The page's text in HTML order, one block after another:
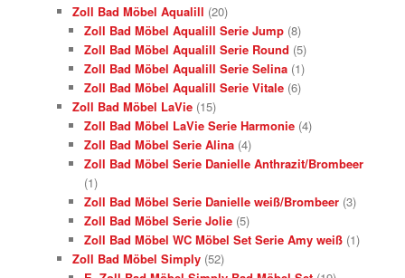
Zoll Bad Möbel Aqualill (20)
Zoll Bad Möbel Aqualill Serie Jump (8)
Zoll Bad Möbel Aqualill Serie Round (5)
Zoll Bad Möbel Aqualill Serie Selina (1)
Zoll Bad Möbel Aqualill Serie Vitale (6)
Zoll Bad Möbel LaVie (15)
Zoll Bad Möbel LaVie Serie Harmonie (4)
Zoll Bad Möbel Serie Alina (4)
Zoll Bad Möbel Serie Danielle Anthrazit/Brombeer
(1)
Zoll Bad Möbel Serie Danielle weiß/Brombeer (3)
Zoll Bad Möbel Serie Jolie (5)
Zoll Bad Möbel WC Möbel Set Serie Amy weiß (1)
Zoll Bad Möbel Simply (52)